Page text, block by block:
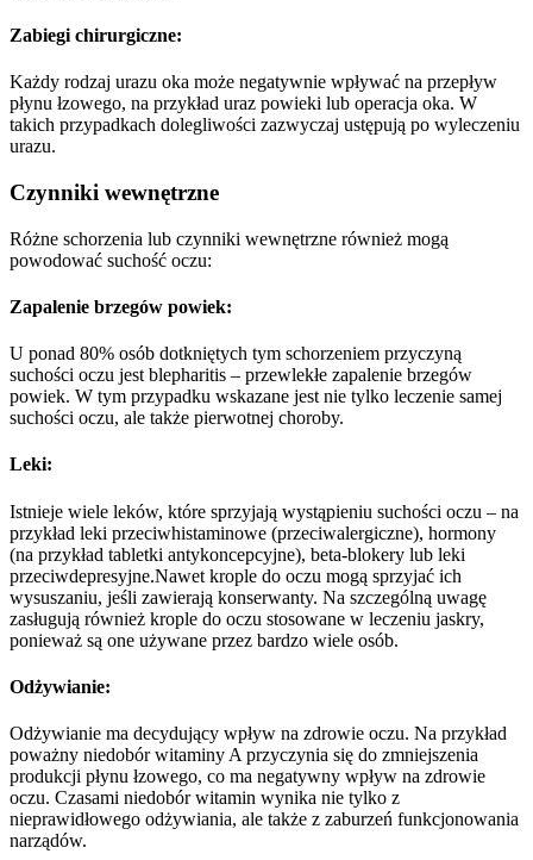
Zabiegi chirurgiczne:
Każdy rodzaj urazu oka może negatywnie wpływać na przepływ
płynu łzowego, na przykład uraz powieki lub operacja oka. W
takich przypadkach dolegliwości zazwyczaj ustępują po wyleczeniu
urazu.
Czynniki wewnętrzne
Różne schorzenia lub czynniki wewnętrzne również mogą
powodować suchość oczu:
Zapalenie brzegów powiek:
U ponad 80% osób dotkniętych tym schorzeniem przyczyną
suchości oczu jest blepharitis – przewlekłe zapalenie brzegów
powiek. W tym przypadku wskazane jest nie tylko leczenie samej
suchości oczu, ale także pierwotnej choroby.
Leki:
Istnieje wiele leków, które sprzyjają wystąpieniu suchości oczu – na
przykład leki przeciwhistaminowe (przeciwalergiczne), hormony
(na przykład tabletki antykoncepcyjne), beta-blokery lub leki
przeciwdepresyjne.Nawet krople do oczu mogą sprzyjać ich
wysuszaniu, jeśli zawierają konserwanty. Na szczególną uwagę
zasługują również krople do oczu stosowane w leczeniu jaskry,
ponieważ są one używane przez bardzo wiele osób.
Odżywianie:
Odżywianie ma decydujący wpływ na zdrowie oczu. Na przykład
poważny niedobór witaminy A przyczynia się do zmniejszenia
produkcji płynu łzowego, co ma negatywny wpływ na zdrowie
oczu. Czasami niedobór witamin wynika nie tylko z
nieprawidłowego odżywiania, ale także z zaburzeń funkcjonowania
narządów.